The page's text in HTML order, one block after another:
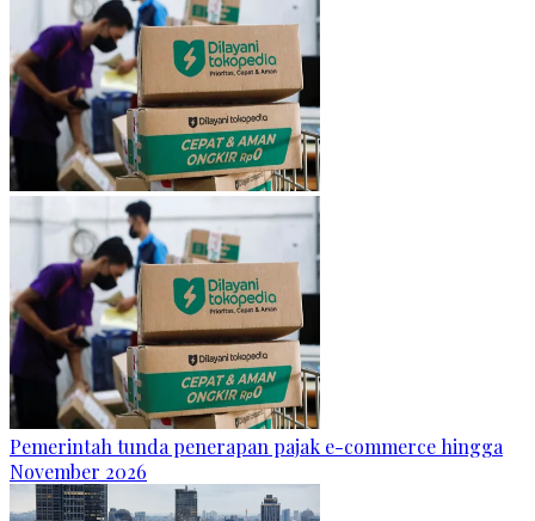
Pemerintah tunda penerapan pajak e-commerce hingga
November 2026